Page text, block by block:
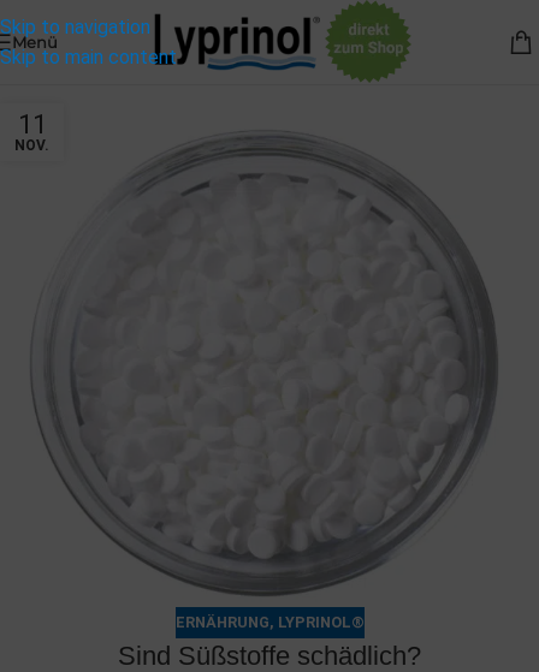
Skip to navigation
Skip to main content
Menü
11
NOV.
ERNÄHRUNG, LYPRINOL®
Sind Süßstoffe schädlich?